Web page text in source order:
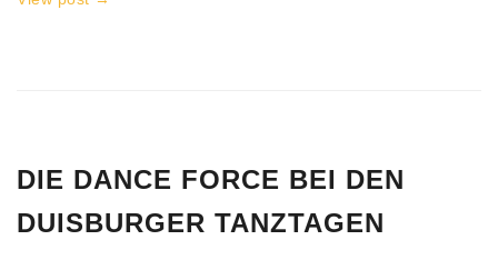
DIE DANCE FORCE BEI DEN
DUISBURGER TANZTAGEN